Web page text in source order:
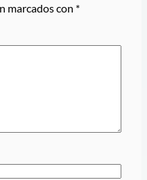
marcados con *